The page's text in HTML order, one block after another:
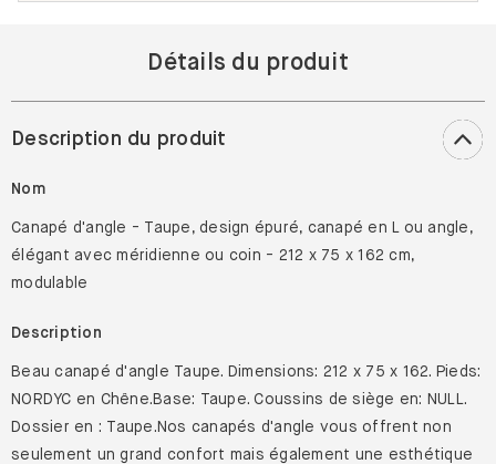
Détails du produit
Description du produit
Nom
Canapé d'angle - Taupe, design épuré, canapé en L ou angle,
élégant avec méridienne ou coin - 212 x 75 x 162 cm,
modulable
Description
Beau canapé d'angle Taupe. Dimensions: 212 x 75 x 162. Pieds:
NORDYC en Chêne.Base: Taupe. Coussins de siège en: NULL.
Dossier en : Taupe.Nos canapés d'angle vous offrent non
seulement un grand confort mais également une esthétique